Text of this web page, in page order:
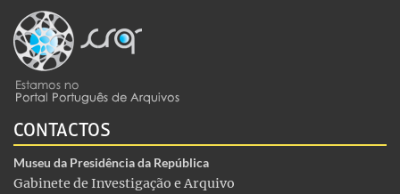
CONTACTOS
Museu da Presidência da República
Gabinete de Investigação e Arquivo